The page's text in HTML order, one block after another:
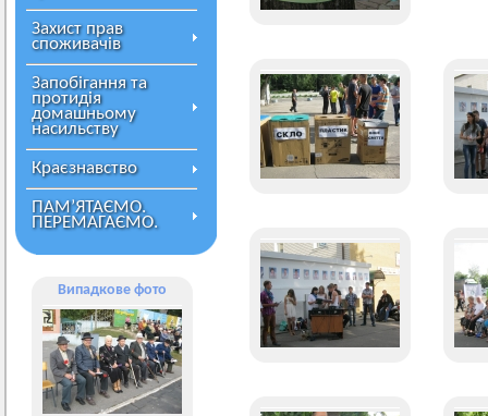
Захист прав
споживачів
Запобігання та
протидія
домашньому
насильству
Краєзнавство
ПАМ’ЯТАЄМО.
ПЕРЕМАГАЄМО.
Випадкове фото